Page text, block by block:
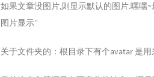
如果文章没图片,则显示默认的图片.嘿嘿
图片显示”
关于文件夹的：根目录下有个avatar 是